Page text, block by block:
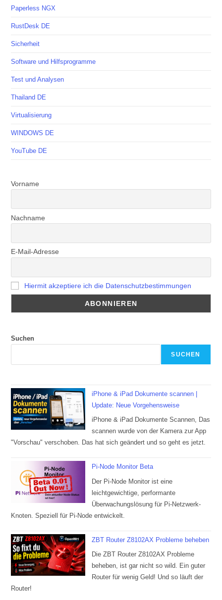
Paperless NGX
RustDesk DE
Sicherheit
Software und Hilfsprogramme
Test und Analysen
Thailand DE
Virtualisierung
WINDOWS DE
YouTube DE
Vorname
Nachname
E-Mail-Adresse
Hiermit akzeptiere ich die Datenschutzbestimmungen
Suchen
SUCHEN
iPhone & iPad Dokumente scannen |
Update: Neue Vorgehensweise
iPhone & iPad Dokumente Scannen, Das
scannen wurde von der Kamera zur App
"Vorschau" verschoben. Das hat sich geändert und so geht es jetzt.
Pi-Node Monitor Beta
Der Pi-Node Monitor ist eine
leichtgewichtige, performante
Überwachungslösung für Pi-Netzwerk-
Knoten. Speziell für Pi-Node entwickelt.
ZBT Router Z8102AX Probleme beheben
Die ZBT Router Z8102AX Probleme
beheben, ist gar nicht so wild. Ein guter
Router für wenig Geld! Und so läuft der
Router!